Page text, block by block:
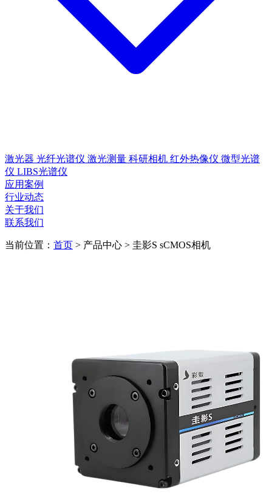
激光器 光纤光谱仪 激光测量 科研相机 红外热像仪 微型光谱
仪 LIBS光谱仪
应用案例
行业动态
关于我们
联系我们
当前位置： 首页 > 产品中心 > 圭影S sCMOS相机